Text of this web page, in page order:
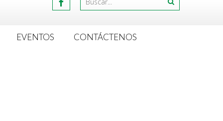
EVENTOS CONTÁCTENOS